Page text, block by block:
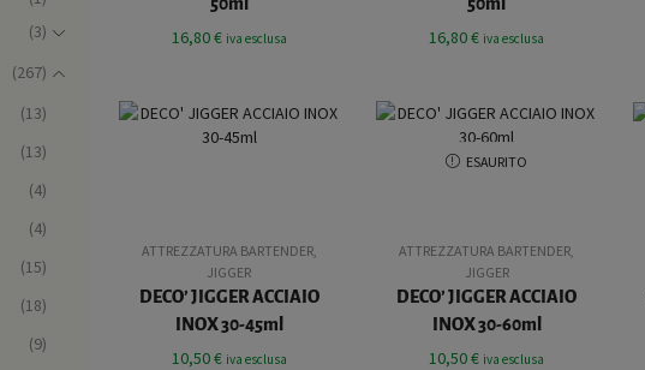
16,80€ iva esclusa 16,80€ iva esclusa
ATTREZZATURA BARTENDER,
JIGGER
DECO’ JIGGER ACCIAIO
INOX 30-45ml
10,50€ iva esclusa
ESAURITO
ATTREZZATURA BARTENDER
JIGGER
DECO’ JIGGER ACCIAIO
INOX 30-60ml
10,50€ iva esclusa
(3)
(267)
(13)
(13)
(4)
(4)
(15)
(18)
(9)